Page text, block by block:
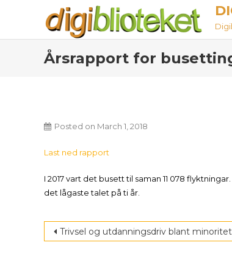
Årsrapport for
Posted on March 1, 2018
Last ned rapport
I 2017 vart det busett til saman 11 078
det lågaste talet på ti år.
Post
Trivsel og utdanningsdriv blant minoritetselever i